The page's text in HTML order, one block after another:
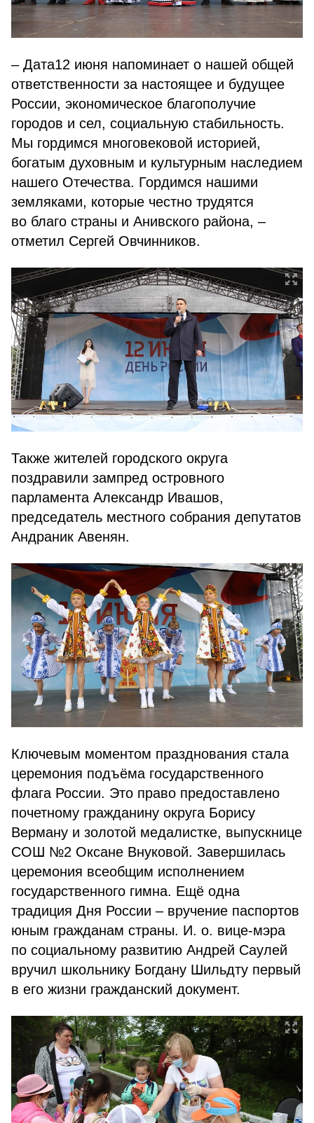
– Дата12 июня напоминает о нашей общей
ответственности за настоящее и будущее
России, экономическое благополучие
городов и сел, социальную стабильность.
Мы гордимся многовековой историей,
богатым духовным и культурным наследием
нашего Отечества. Гордимся нашими
земляками, которые честно трудятся
во благо страны и Анивского района, –
отметил Сергей Овчинников.
Также жителей городского округа
поздравили зампред островного
парламента Александр Ивашов,
председатель местного собрания депутатов
Андраник Авенян.
Ключевым моментом празднования стала
церемония подъёма государственного
флага России. Это право предоставлено
почетному гражданину округа Борису
Верману и золотой медалистке, выпускнице
СОШ №2 Оксане Внуковой. Завершилась
церемония всеобщим исполнением
государственного гимна. Ещё одна
традиция Дня России – вручение паспортов
юным гражданам страны. И. о. вице-мэра
по социальному развитию Андрей Саулей
вручил школьнику Богдану Шильдту первый
в его жизни гражданский документ.